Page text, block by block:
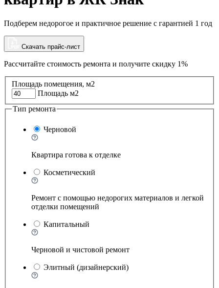
Подберем недорогое и практичное решение с гарантией 1 год
Скачать прайс-лист
Рассчитайте стоимость ремонта и получите скидку 1%
Площадь помещения, м2
Площадь м2
Тип ремонта
Черновой
Квартира готова к отделке
Косметический
Ремонт с помощью недорогих материалов и легкой
отделки помещений
Капитальный
Черновой и чистовой ремонт
Элитный (дизайнерский)